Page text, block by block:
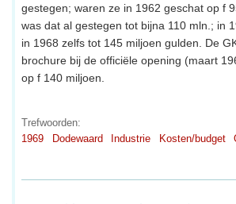
gestegen; waren ze in 1962 geschat op f
was dat al gestegen tot bijna 110 mln.; in
in 1968 zelfs tot 145 miljoen gulden. De
brochure bij de officiële opening (maart
op f 140 miljoen.
Trefwoorden:
1969
Dodewaard Industrie Kosten/budget